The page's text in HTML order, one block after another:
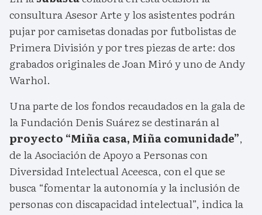
consultura Asesor Arte y los asistentes podrán
pujar por camisetas donadas por futbolistas de
Primera División y por tres piezas de arte: dos
grabados originales de Joan Miró y uno de Andy
Warhol.
Una parte de los fondos recaudados en la gala de
la Fundación Denis Suárez se destinarán al
proyecto “Miña casa, Miña comunidade”,
de la Asociación de Apoyo a Personas con
Diversidad Intelectual Aceesca, con el que se
busca “fomentar la autonomía y la inclusión de
personas con discapacidad intelectual”, indica la